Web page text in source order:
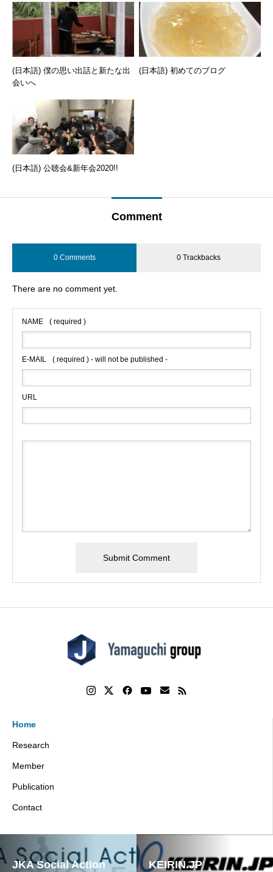
(日本語) 僕の思い出話と新たな出
会いへ
(日本語) 初めてのブログ
(日本語) 公聴会&新年会2020!!
Comment
0 Comments 0 Trackbacks
There are no comment yet.
NAME ( required )
E-MAIL ( required ) - will not be published -
URL
Home
Research
Member
Publication
Contact
JKA Social Action KEIRIN.JP